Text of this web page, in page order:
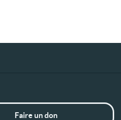
Faire un don